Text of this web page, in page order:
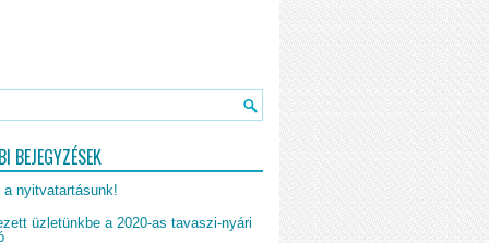
BEJEGYZÉSEK
nyitvatartásunk!
üzletünkbe a 2020-as tavaszi-nyári